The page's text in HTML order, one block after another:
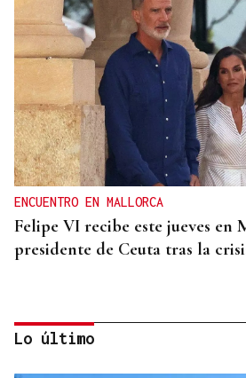
ENCUENTRO EN MALLORCA
Felipe VI recibe este jueves en
presidente de Ceuta tras la
Lo último